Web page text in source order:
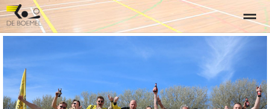
lid worden, aan/ afmelden Team
Home Zoeken Nieuws Agenda